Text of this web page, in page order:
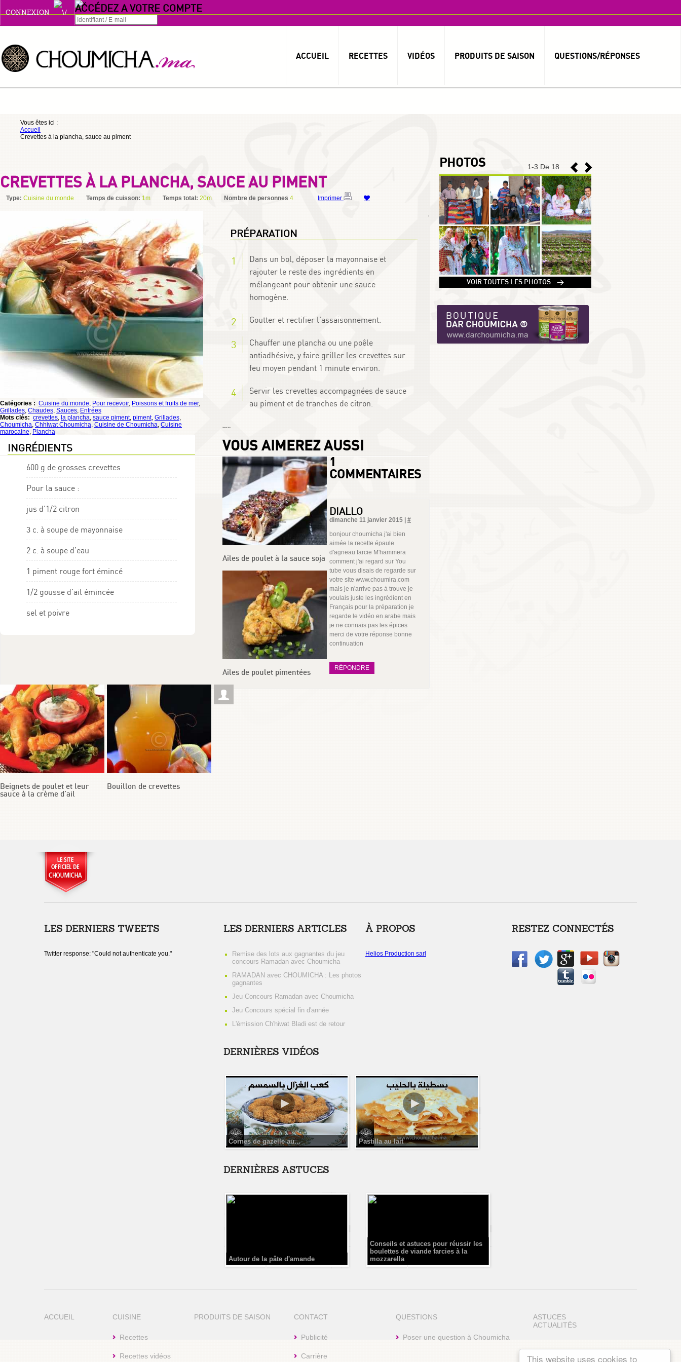
This website uses cookies to
CONNEXION ACCÉDEZ A VOTRE COMPTE
Se souvenir de moi
MOT DE PASSE OUBLIÉ ?
S'INSCRIRE
ACCUEIL RECETTES VIDÉOS PRODUITS DE SAISON QUESTIONS/RÉPONSES
Vous êtes ici :
Accueil
Crevettes à la plancha, sauce au piment
CREVETTES À LA PLANCHA, SAUCE AU PIMENT
Type: Cuisine du monde Temps de cuisson: 1m Temps total: 20m Nombre de personnes 4 Imprimer
Catégories : Cuisine du monde, Pour recevoir, Poissons et fruits de mer,
Grillades, Chaudes, Sauces, Entrées
Mots clés: crevettes, la plancha, sauce piment, piment, Grillades,
Choumicha, Chhiwat Choumicha, Cuisine de Choumicha, Cuisine
marocaine, Plancha
INGRÉDIENTS
600 g de grosses crevettes
Pour la sauce :
jus d’1/2 citron
3 c. à soupe de mayonnaise
2 c. à soupe d’eau
1 piment rouge fort émincé
1/2 gousse d’ail émincée
sel et poivre
PRÉPARATION
Dans un bol, déposer la mayonnaise et
rajouter le reste des ingrédients en
mélangeant pour obtenir une sauce
homogène.
Goutter et rectifier l’assaisonnement.
Chauffer une plancha ou une poêle
antiadhésive, y faire griller les crevettes sur
feu moyen pendant 1 minute environ.
Servir les crevettes accompagnées de sauce
au piment et de tranches de citron.
VOUS AIMEREZ AUSSI
Ailes de poulet à la sauce soja
Ailes de poulet pimentées
Beignets de poulet et leur
sauce à la crème d’ail
Bouillon de crevettes
1
COMMENTAIRES
DIALLO
dimanche 11 janvier 2015 | #
bonjour choumicha j'ai bien
aimée la recette épaule
d'agneau farcie M'hammera
comment j'ai regard sur You
tube vous disais de regarde sur
votre site www.choumira.com
mais je n'arrive pas à trouve je
voulais juste les ingrédient en
Français pour la préparation je
regarde le vidéo en arabe mais
je ne connais pas les épices
merci de votre réponse bonne
continuation
RÉPONDRE
1-3 De 18
PHOTOS
1 VOIR TOUTES LES PHOTOS >
LES DERNIERS TWEETS
Twitter response: "Could not authenticate you."
LES DERNIERS ARTICLES
Remise des lots aux gagnantes du jeu
concours Ramadan avec Choumicha
RAMADAN avec CHOUMICHA : Les photos
gagnantes
Jeu Concours Ramadan avec Choumicha
Jeu Concours spécial fin d'année
L'émission Ch'hiwat Bladi est de retour
À PROPOS
Helios Production sarl
DERNIÈRES VIDÉOS
Cornes de gazelle au... Pastilla au lait
DERNIÈRES ASTUCES
Autour de la pâte d'amande
Conseils et astuces pour réussir les
boulettes de viande farcies à la
mozzarella
RESTEZ CONNECTÉS
ACCUEIL CUISINE
Recettes
Recettes vidéos
PRODUITS DE SAISON CONTACT
Publicité
Carrière
QUESTIONS
Poser une question à Choumicha
ASTUCES
ACTUALITÉS